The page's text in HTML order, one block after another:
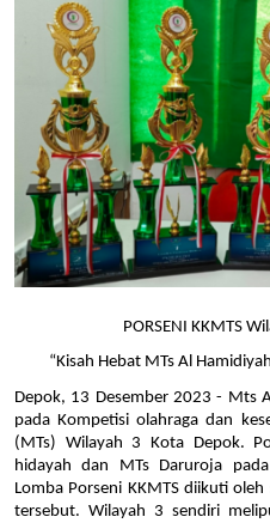
PORSENI KKMTS
“Kisah Hebat MTs Al
Depok, 13 Desember 2023 - Mts
pada Kompetisi olahraga dan
(MTs) Wilayah 3 Kota Depok.
hidayah dan MTs Daruroja
Lomba Porseni KKMTS diikuti
tersebut. Wilayah 3 sendiri